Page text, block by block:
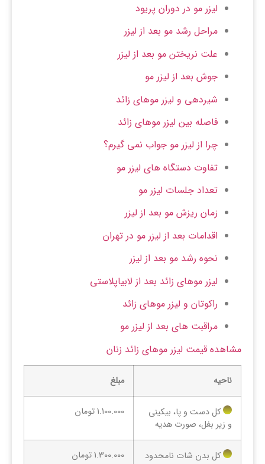
لیزر مو در دوران پریود
مراحل رشد مو بعد از لیزر
علت نریختن مو بعد از لیزر
جوش بعد از لیزر مو
شیردهی و لیزر موهای زائد
فاصله بین لیزر موهای زائد
چرا از لیزر مو جواب نمی گیرم؟
تفاوت دستگاه های لیزر مو
تعداد جلسات لیزر مو
زمان ریزش مو بعد از لیزر
اقدامات بعد از لیزر مو در تهران
نحوه رشد مو بعد از لیزر
لیزر موهای زائد بعد از لابیاپلاستی
راکوتان و لیزر موهای زائد
مراقبت های بعد از لیزر مو
مشاهده قیمت لیزر موهای زائد زنان
ناحیه مبلغ
کل دست و پا، بیکینی
و زیر بغل، صورت هدیه
1.100.000 تومان
کل بدن شات نامحدود 1.300.000 تومان